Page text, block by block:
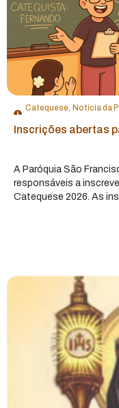
Catequese, Notícia da
Inscrições abertas
A Paróquia São
responsáveis a
Catequese 2026. As